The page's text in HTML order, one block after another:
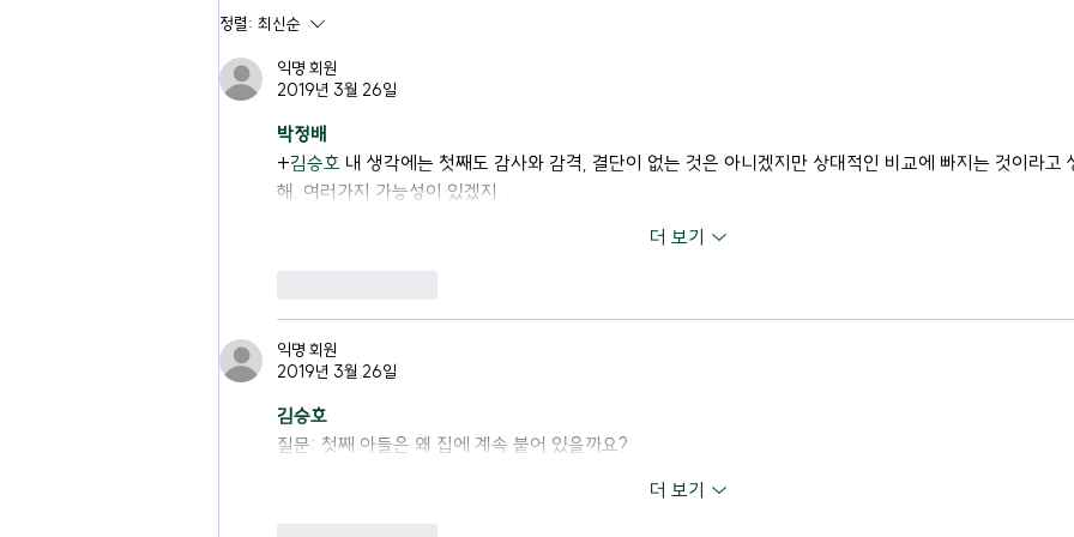
정렬: 최신순
익명 회원
2019년 3월 26일
박정배
+김승호 내 생각에는 첫째도 감사와 감격, 결단이 없는 것은 아니겠지만 상대적인 비교에 빠지는 것이라고
해. 여러가지 가능성이 있겠지.
더 보기
익명 회원
2019년 3월 26일
김승호
질문: 첫째 아들은 왜 집에 계속 붙어 있을까요?
더 보기